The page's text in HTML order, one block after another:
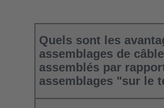
Quels sont les
assemblages de
assemblés par
assemblages "sur le